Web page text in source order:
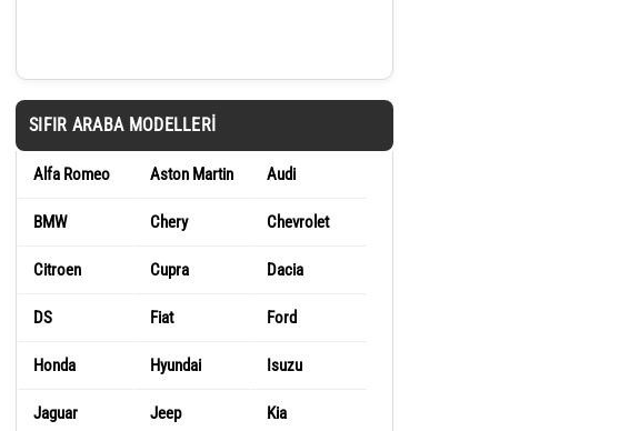
SIFIR ARABA MODELLERI
Alfa Romeo Aston Martin Audi
BMW Chery Chevrolet
Citroen Cupra Dacia
DS Fiat Ford
Honda Hyundai Isuzu
Jaguar Jeep Kia